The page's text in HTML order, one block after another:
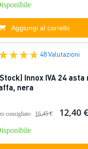
Aggiungi al carrello
48 Valutazioni
Innox IVA 24
nera
consigliato 16,45 € 12,40 €